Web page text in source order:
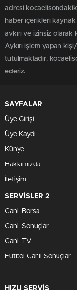
adresi
haber içerikleri kaynak
aykırı ve izinsiz
Aykırı işlem yapan
tutulmaktadır.
ederiz.
SAYFALAR
Üye Girişi
Üye Kaydı
Künye
Hakkımızda
İletişim
SERVİSLER 2
Canlı Borsa
Canlı Sonuçlar
Canlı TV
Futbol Canlı Sonuçlar
HIZLI SERVİS